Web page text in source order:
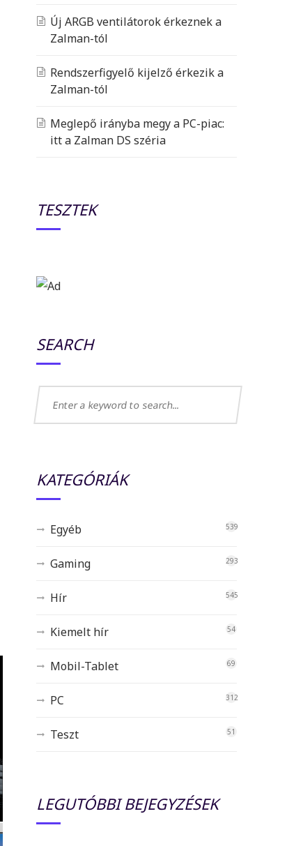
Új ARGB ventilátorok érkeznek a
Zalman-tól
Rendszerfigyelő kijelző érkezik a
Zalman-tól
Meglepő irányba megy a PC-piac:
itt a Zalman DS széria
TESZTEK
SEARCH
KATEGÓRIÁK
Egyéb 539
Gaming 293
Hír 545
Kiemelt hír 54
Mobil-Tablet 69
PC 312
Teszt 51
LEGUTÓBBI BEJEGYZÉSEK